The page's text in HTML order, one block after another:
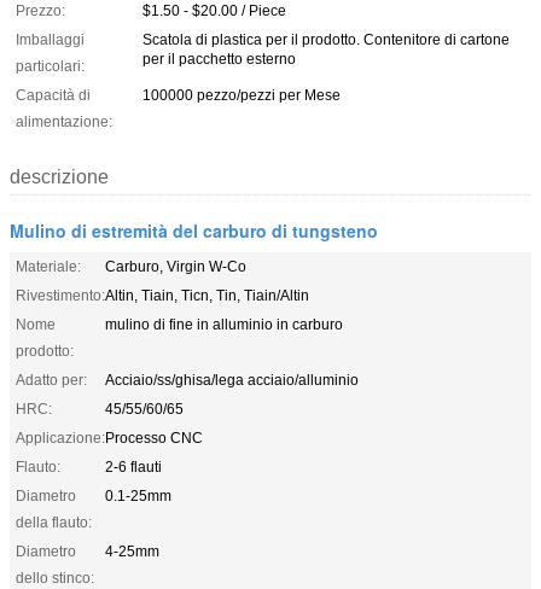
Prezzo:
$1.50 - $20.00 / Piece
Imballaggi
particolari:
Scatola di plastica per il prodotto. Contenitore di cartone
per il pacchetto esterno
Capacità di
alimentazione:
100000 pezzo/pezzi per Mese
descrizione
Mulino di estremità del carburo di tungsteno
Materiale:
Carburo, Virgin W-Co
Rivestimento:Altin, Tiain, Ticn, Tin, Tiain/Altin
Nome
prodotto:
mulino di fine in alluminio in carburo
Adatto per:
Acciaio/ss/ghisa/lega acciaio/alluminio
HRC:
45/55/60/65
Applicazione:Processo CNC
Flauto:
2-6 flauti
Diametro
della flauto:
0.1-25mm
Diametro
dello stinco:
4-25mm